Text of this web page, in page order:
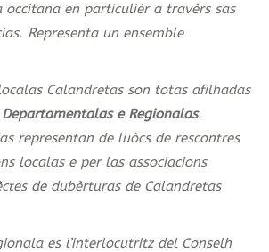
en particulièr a travèrs sas
Representa un ensemble
Calandretas son totas afilhadas
Departamentalas e Regionalas.
representan de luòcs de rescontres
localas e per las associacions
de dubèrturas de Calandretas
es l’interlocutritz del Conselh